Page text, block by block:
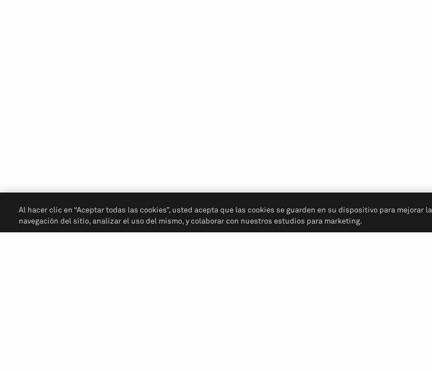
Al hacer clic en “Aceptar todas las cookies”, usted acepta que las cookies se guarden en su dispositivo para mejorar la
navegación del sitio, analizar el uso del mismo, y colaborar con nuestros estudios para marketing.